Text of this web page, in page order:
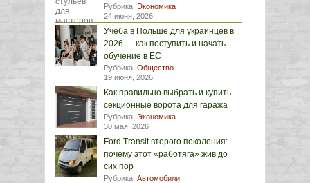
Рубрика: Экономика
24 июня, 2026
Учёба в Польше для украинцев в
2026 — как поступить и начать
обучение в ЕС
Рубрика: Общество
19 июня, 2026
Как правильно выбрать и купить
секционные ворота для гаража
Рубрика: Экономика
30 мая, 2026
Ford Transit второго поколения:
почему этот «работяга» жив до
сих пор
Рубрика: Автомобили